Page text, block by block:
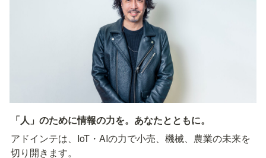
「人」のために情報の力を。あなたとともに。
アドインテは、IoT・AIの力で小売、機械、農業の未来を
切り開きます。